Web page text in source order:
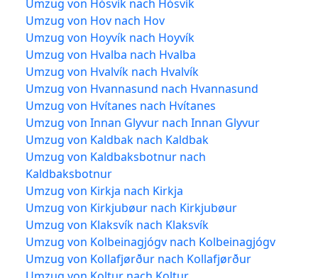
Umzug von Hósvík nach Hósvík
Umzug von Hov nach Hov
Umzug von Hoyvík nach Hoyvík
Umzug von Hvalba nach Hvalba
Umzug von Hvalvík nach Hvalvík
Umzug von Hvannasund nach Hvannasund
Umzug von Hvítanes nach Hvítanes
Umzug von Innan Glyvur nach Innan Glyvur
Umzug von Kaldbak nach Kaldbak
Umzug von Kaldbaksbotnur nach
Kaldbaksbotnur
Umzug von Kirkja nach Kirkja
Umzug von Kirkjubøur nach Kirkjubøur
Umzug von Klaksvík nach Klaksvík
Umzug von Kolbeinagjógv nach Kolbeinagjógv
Umzug von Kollafjørður nach Kollafjørður